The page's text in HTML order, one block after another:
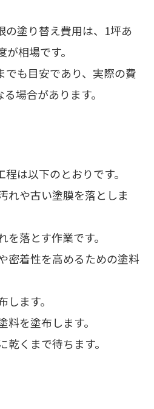
の塗り替え費用は、1坪あ
相場です。
でも目安であり、実際の費
場合があります。
は以下のとおりです。
れや古い塗膜を落としま
を落とす作業です。
密着性を高めるための塗料
します。
料を塗布します。
乾くまで待ちます。